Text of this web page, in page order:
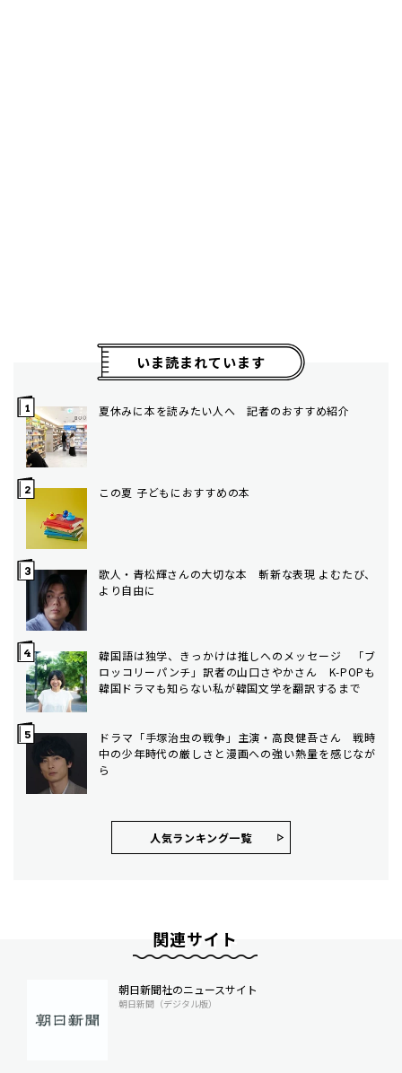
いま読まれています
夏休みに本を読みたい人へ 記者のおすすめ紹介
この夏 子どもにおすすめの本
歌人・青松輝さんの大切な本 斬新な表現 よむたび、
より自由に
韓国語は独学、きっかけは推しへのメッセージ 「ブ
ロッコリーパンチ」訳者の山口さやかさん K-POPも
韓国ドラマも知らない私が韓国文学を翻訳するまで
ドラマ「手塚治虫の戦争」主演・高良健吾さん 戦時
中の少年時代の厳しさと漫画への強い熱量を感じなが
ら
人気ランキング⼀覧
関連サイト
朝日新聞社のニュースサイト
朝日新聞（デジタル版）